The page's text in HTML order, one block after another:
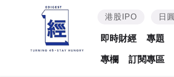
港股IPO 日圓
即時財經 專題
專欄 訂閱專區